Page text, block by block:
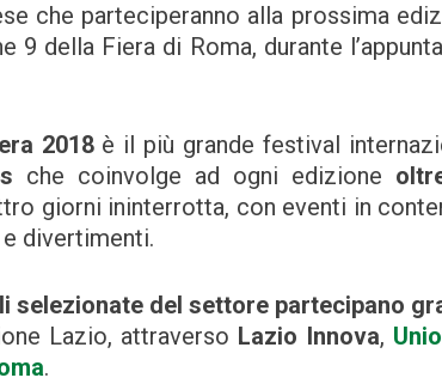
che parteciperanno alla prossima
9 della Fiera di Roma, durante
2018è il più grande festival
che coinvolge ad ogni edizione
giorni ininterrotta, con eventi in
divertimenti.
selezionate del settore partecipano
Lazio, attraverso Lazio Innova,
.